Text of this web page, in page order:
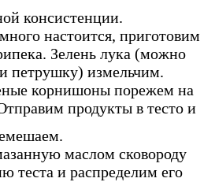
консистенции.
настоится, приготовим
Зелень лука (можно
петрушку) измельчим.
корнишоны порежем на
продукты в тесто и
маслом сковороду
теста и распределим его